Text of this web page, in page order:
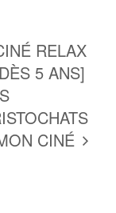
RELAX
5 ANS]
CINÉ